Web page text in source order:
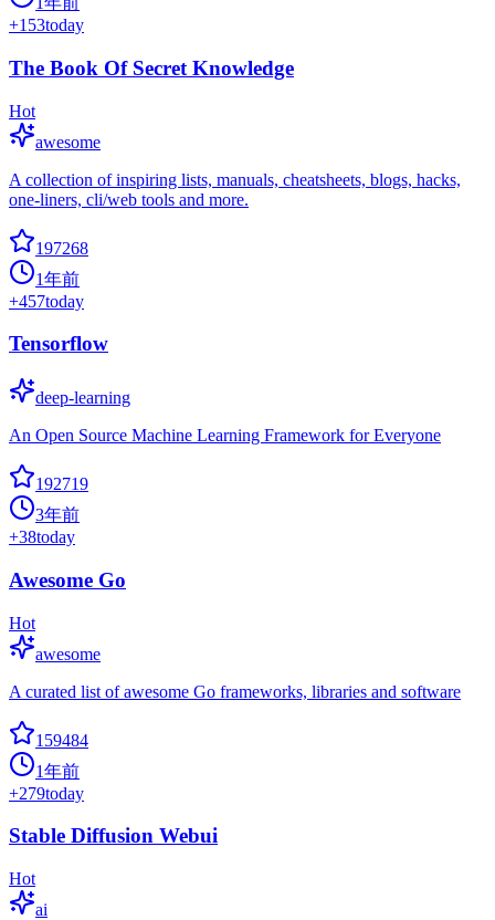
+153today
The Book Of Secret Knowledge
Hot
awesome
A collection of inspiring lists, manuals, cheatsheets, blogs, hacks,
one-liners, cli/web tools and more.
197268
1年前
+457today
Tensorflow
deep-learning
An Open Source Machine Learning Framework for Everyone
192719
3年前
+38today
Awesome Go
Hot
awesome
A curated list of awesome Go frameworks, libraries and software
159484
1年前
+279today
Stable Diffusion Webui
Hot
ai